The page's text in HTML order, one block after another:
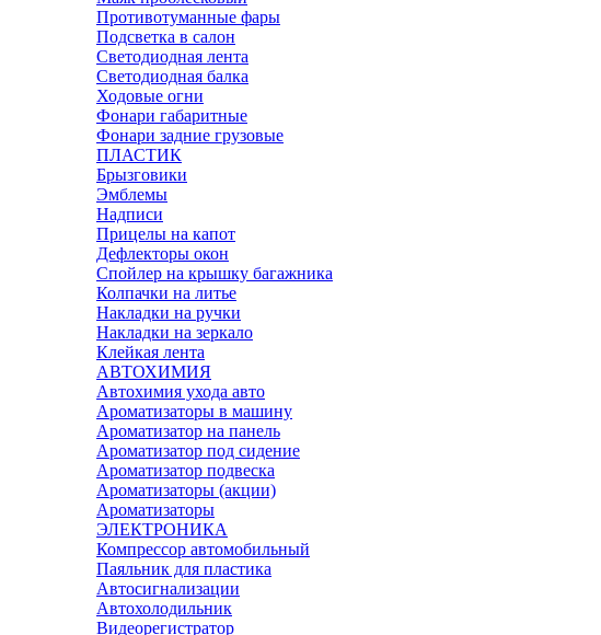
Противотуманные фары
Подсветка в салон
Светодиодная лента
Светодиодная балка
Ходовые огни
Фонари габаритные
Фонари задние грузовые
ПЛАСТИК
Брызговики
Эмблемы
Надписи
Прицелы на капот
Дефлекторы окон
Спойлер на крышку багажника
Колпачки на литье
Накладки на ручки
Накладки на зеркало
Клейкая лента
АВТОХИМИЯ
Автохимия ухода авто
Ароматизаторы в машину
Ароматизатор на панель
Ароматизатор под сидение
Ароматизатор подвеска
Ароматизаторы (акции)
Ароматизаторы
ЭЛЕКТРОНИКА
Компрессор автомобильный
Паяльник для пластика
Автосигнализации
Автохолодильник
Видеорегистратор